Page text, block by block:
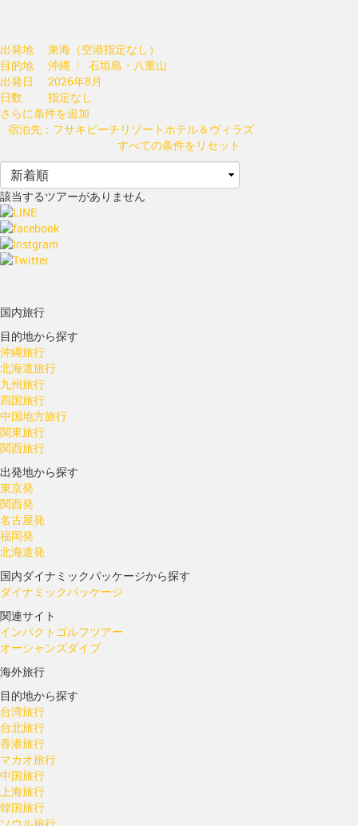
出発地
東海（空港指定なし）
目的地
沖縄 〉 石垣島・八重山
出発日
2026年8月
日数
指定なし
さらに条件を追加
宿泊先：フサキビーチリゾートホテル＆ヴィラズ
すべての条件をリセット
該当するツアーがありません
国内旅行
目的地から探す
沖縄旅行
北海道旅行
九州旅行
四国旅行
中国地方旅行
関東旅行
関西旅行
出発地から探す
東京発
関西発
名古屋発
福岡発
北海道発
国内ダイナミックパッケージから探す
ダイナミックパッケージ
関連サイト
インパクトゴルフツアー
オーシャンズダイブ
海外旅行
目的地から探す
台湾旅行
台北旅行
香港旅行
マカオ旅行
中国旅行
上海旅行
韓国旅行